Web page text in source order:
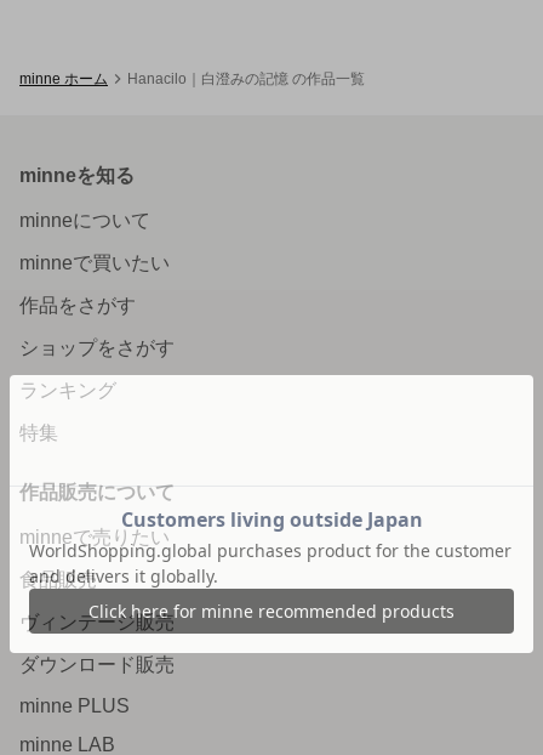
minne ホーム Hanacilo｜白澄みの記憶 の作品一覧
minneを知る
minneについて
minneで買いたい
作品をさがす
ショップをさがす
ランキング
特集
作品販売について
minneで売りたい
食品販売
ヴィンテージ販売
ダウンロード販売
minne PLUS
minne LAB